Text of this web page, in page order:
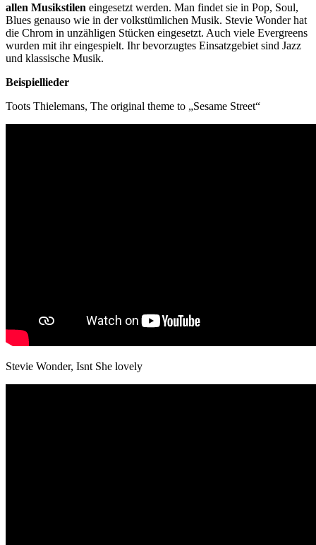
allen Musikstilen eingesetzt werden. Man findet sie in Pop, Soul,
Blues genauso wie in der volkstümlichen Musik. Stevie Wonder hat
die Chrom in unzähligen Stücken eingesetzt. Auch viele Evergreens
wurden mit ihr eingespielt. Ihr bevorzugtes Einsatzgebiet sind Jazz
und klassische Musik.
Beispiellieder
Toots Thielemans, The original theme to „Sesame Street“
Stevie Wonder, Isnt She lovely